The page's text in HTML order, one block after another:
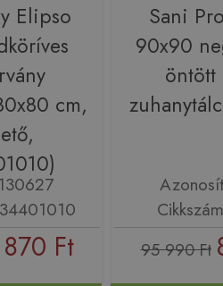
Elipso
cm,
Ft
Sani
90x90
öntött
95 990 Ft